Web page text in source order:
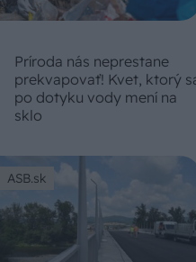
Príroda nás neprestane
prekvapovať! Kvet, ktorý
po dotyku vody mení na
sklo
ASB.sk